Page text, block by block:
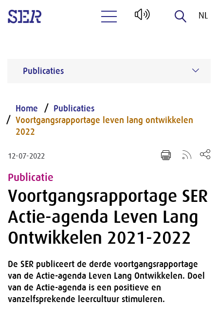
NL
Publicaties
Home
Publicaties
Voortgangsrapportage leven lang ontwikkelen
2022
12-07-2022
Publicatie
Voortgangsrapportage SER
Actie-agenda Leven Lang
Ontwikkelen 2021-2022
De SER publiceert de derde voortgangsrapportage
van de Actie-agenda Leven Lang Ontwikkelen. Doel
van de Actie-agenda is een positieve en
vanzelfsprekende leercultuur stimuleren.